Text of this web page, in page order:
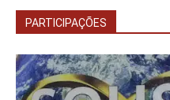
PARTICIPAÇÕES